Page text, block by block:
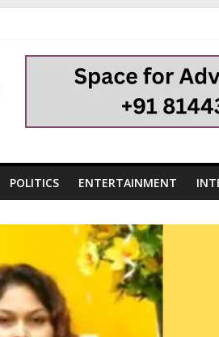
POLITICS ENTERTAINMENT